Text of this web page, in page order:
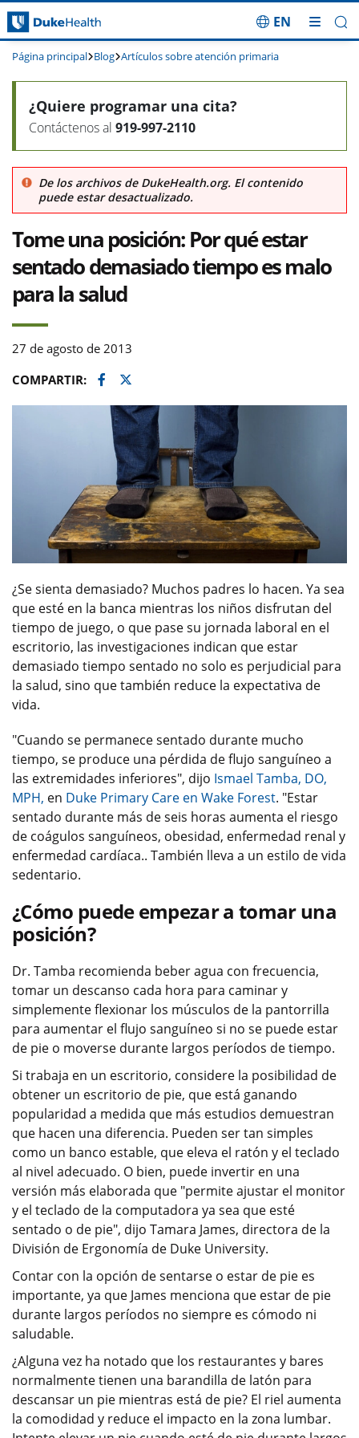
Saltar navegación
EN
Página principal Blog Artículos sobre atención primaria
De los archivos de DukeHealth.org. El contenido
puede estar desactualizado.
Tome una posición: Por qué estar
sentado demasiado tiempo es malo
para la salud
27 de agosto de 2013
COMPARTIR:
Facebook
Twitter
¿Quiere programar una cita?
Contáctenos al 919-997-2110
¿Se sienta demasiado? Muchos padres lo hacen. Ya sea
que esté en la banca mientras los niños disfrutan del
tiempo de juego, o que pase su jornada laboral en el
escritorio, las investigaciones indican que estar
demasiado tiempo sentado no solo es perjudicial para
la salud, sino que también reduce la expectativa de
vida.
"Cuando se permanece sentado durante mucho
tiempo, se produce una pérdida de flujo sanguíneo a
las extremidades inferiores", dijo Ismael Tamba, DO,
MPH, en Duke Primary Care en Wake Forest. "Estar
sentado durante más de seis horas aumenta el riesgo
de coágulos sanguíneos, obesidad, enfermedad renal y
enfermedad cardíaca.. También lleva a un estilo de vida
sedentario.
¿Cómo puede empezar a tomar una
posición?
Dr. Tamba recomienda beber agua con frecuencia,
tomar un descanso cada hora para caminar y
simplemente flexionar los músculos de la pantorrilla
para aumentar el flujo sanguíneo si no se puede estar
de pie o moverse durante largos períodos de tiempo.
Si trabaja en un escritorio, considere la posibilidad de
obtener un escritorio de pie, que está ganando
popularidad a medida que más estudios demuestran
que hacen una diferencia. Pueden ser tan simples
como un banco estable, que eleva el ratón y el teclado
al nivel adecuado. O bien, puede invertir en una
versión más elaborada que "permite ajustar el monitor
y el teclado de la computadora ya sea que esté
sentado o de pie", dijo Tamara James, directora de la
División de Ergonomía de Duke University.
Contar con la opción de sentarse o estar de pie es
importante, ya que James menciona que estar de pie
durante largos períodos no siempre es cómodo ni
saludable.
¿Alguna vez ha notado que los restaurantes y bares
normalmente tienen una barandilla de latón para
descansar un pie mientras está de pie? El riel aumenta
la comodidad y reduce el impacto en la zona lumbar.